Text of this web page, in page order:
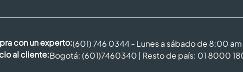
con un experto:(601) 746 0344 - Lunes a sábado de 8:00
al cliente:Bogotá: (601)7460340 | Resto de país: 01 8000